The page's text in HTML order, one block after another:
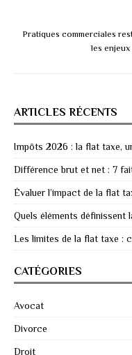
Pratiques commerciales
les
ARTICLES RÉCENTS
Impôts 2026 : la flat taxe,
Différence brut et net : 7
Évaluer l’impact de la flat
Quels éléments définissent
Les limites de la flat taxe :
CATÉGORIES
Avocat
Divorce
Droit